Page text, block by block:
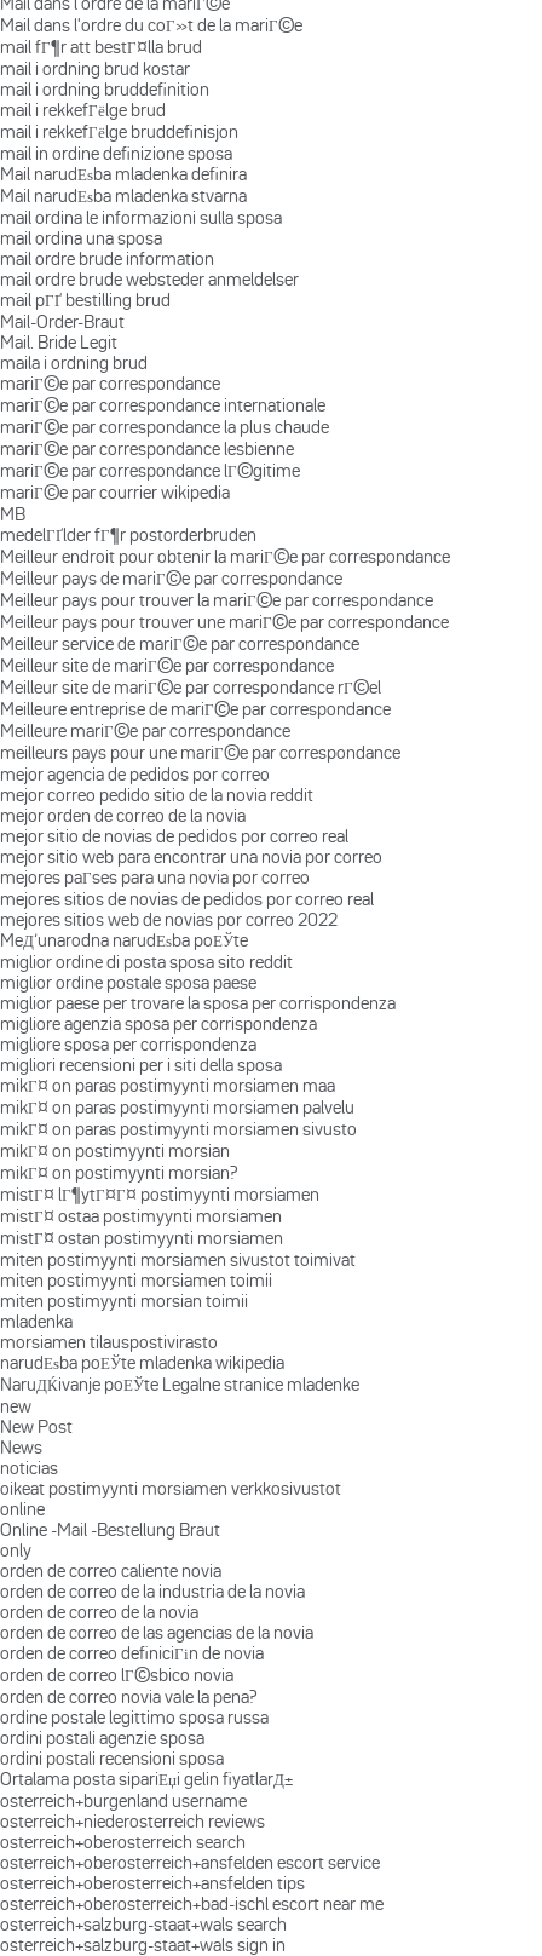
Mail dans l'ordre du coГ»t de la mariГ©e
mail fГ¶r att bestГ¤lla brud
mail i ordning brud kostar
mail i ordning bruddefinition
mail i rekkefГёlge brud
mail i rekkefГёlge bruddefinisjon
mail in ordine definizione sposa
Mail narudЕѕba mladenka definira
Mail narudЕѕba mladenka stvarna
mail ordina le informazioni sulla sposa
mail ordina una sposa
mail ordre brude information
mail ordre brude websteder anmeldelser
mail pГҐ bestilling brud
Mail-Order-Braut
Mail. Bride Legit
maila i ordning brud
mariГ©e par correspondance
mariГ©e par correspondance internationale
mariГ©e par correspondance la plus chaude
mariГ©e par correspondance lesbienne
mariГ©e par correspondance lГ©gitime
mariГ©e par courrier wikipedia
MB
medelГҐlder fГ¶r postorderbruden
Meilleur endroit pour obtenir la mariГ©e par correspondance
Meilleur pays de mariГ©e par correspondance
Meilleur pays pour trouver la mariГ©e par correspondance
Meilleur pays pour trouver une mariГ©e par correspondance
Meilleur service de mariГ©e par correspondance
Meilleur site de mariГ©e par correspondance
Meilleur site de mariГ©e par correspondance rГ©el
Meilleure entreprise de mariГ©e par correspondance
Meilleure mariГ©e par correspondance
meilleurs pays pour une mariГ©e par correspondance
mejor agencia de pedidos por correo
mejor correo pedido sitio de la novia reddit
mejor orden de correo de la novia
mejor sitio de novias de pedidos por correo real
mejor sitio web para encontrar una novia por correo
mejores paГ­ses para una novia por correo
mejores sitios de novias de pedidos por correo real
mejores sitios web de novias por correo 2022
MeД‘unarodna narudЕѕba poЕЎte
miglior ordine di posta sposa sito reddit
miglior ordine postale sposa paese
miglior paese per trovare la sposa per corrispondenza
migliore agenzia sposa per corrispondenza
migliore sposa per corrispondenza
migliori recensioni per i siti della sposa
mikГ¤ on paras postimyynti morsiamen maa
mikГ¤ on paras postimyynti morsiamen palvelu
mikГ¤ on paras postimyynti morsiamen sivusto
mikГ¤ on postimyynti morsian
mikГ¤ on postimyynti morsian?
mistГ¤ lГ¶ytГ¤Г¤ postimyynti morsiamen
mistГ¤ ostaa postimyynti morsiamen
mistГ¤ ostan postimyynti morsiamen
miten postimyynti morsiamen sivustot toimivat
miten postimyynti morsiamen toimii
miten postimyynti morsian toimii
mladenka
morsiamen tilauspostivirasto
narudЕѕba poЕЎte mladenka wikipedia
NaruДЌivanje poЕЎte Legalne stranice mladenke
new
New Post
News
noticias
oikeat postimyynti morsiamen verkkosivustot
online
Online -Mail -Bestellung Braut
only
orden de correo caliente novia
orden de correo de la industria de la novia
orden de correo de la novia
orden de correo de las agencias de la novia
orden de correo definiciГіn de novia
orden de correo lГ©sbico novia
orden de correo novia vale la pena?
ordine postale legittimo sposa russa
ordini postali agenzie sposa
ordini postali recensioni sposa
Ortalama posta sipariЕџi gelin fiyatlarД±
osterreich+burgenland username
osterreich+niederosterreich reviews
osterreich+oberosterreich search
osterreich+oberosterreich+ansfelden escort service
osterreich+oberosterreich+ansfelden tips
osterreich+oberosterreich+bad-ischl escort near me
osterreich+salzburg-staat+wals search
osterreich+salzburg-staat+wals sign in